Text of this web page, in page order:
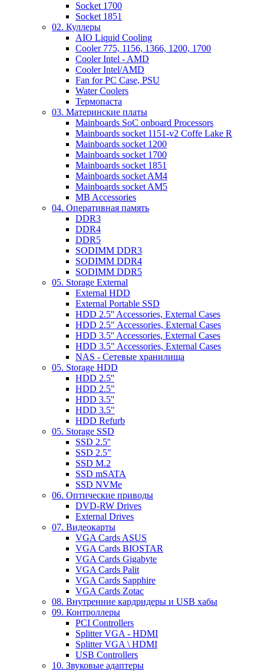
Socket 1700
Socket 1851
02. Куллеры
AIO Liquid Cooling
Cooler 775, 1156, 1366, 1200, 1700
Cooler Intel - AMD
Cooler Intel/AMD
Fan for PC Case, PSU
Water Coolers
Термопаста
03. Материнские платы
Mainboards SoC onboard Processors
Mainboards socket 1151-v2 Coffe Lake R
Mainboards socket 1200
Mainboards socket 1700
Mainboards socket 1851
Mainboards socket AM4
Mainboards socket AM5
MB Accessories
04. Оперативная память
DDR3
DDR4
DDR5
SODIMM DDR3
SODIMM DDR4
SODIMM DDR5
05. Storage External
External HDD
External Portable SSD
HDD 2.5'' Accessories, External Cases
HDD 2.5" Accessories, External Cases
HDD 3.5'' Accessories, External Cases
HDD 3.5" Accessories, External Cases
NAS - Сетевые хранилища
05. Storage HDD
HDD 2.5''
HDD 2.5"
HDD 3.5''
HDD 3.5"
HDD Refurb
05. Storage SSD
SSD 2.5''
SSD 2.5"
SSD M.2
SSD mSATA
SSD NVMe
06. Оптические приводы
DVD-RW Drives
External Drives
07. Видеокарты
VGA Cards ASUS
VGA Cards BIOSTAR
VGA Cards Gigabyte
VGA Cards Palit
VGA Cards Sapphire
VGA Cards Zotac
08. Внутренние кардридеры и USB хабы
09. Контроллеры
PCI Controllers
Splitter VGA - HDMI
Splitter VGA \ HDMI
USB Controllers
10. Звуковые адаптеры